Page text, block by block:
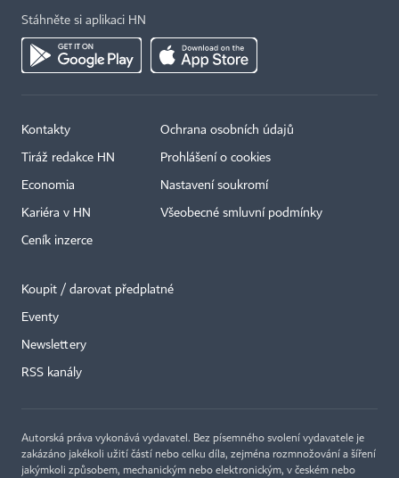
Stáhněte si aplikaci HN
Kontakty
Tiráž redakce HN
Economia
Kariéra v HN
Ceník inzerce
Ochrana osobních údajů
Prohlášení o cookies
Nastavení soukromí
Všeobecné smluvní podmínky
Koupit / darovat předplatné
Eventy
Newslettery
RSS kanály
Autorská práva vykonává vydavatel. Bez písemného svolení vydavatele je
zakázáno jakékoli užití částí nebo celku díla, zejména rozmnožování a šíření
jakýmkoli způsobem, mechanickým nebo elektronickým, v českém nebo